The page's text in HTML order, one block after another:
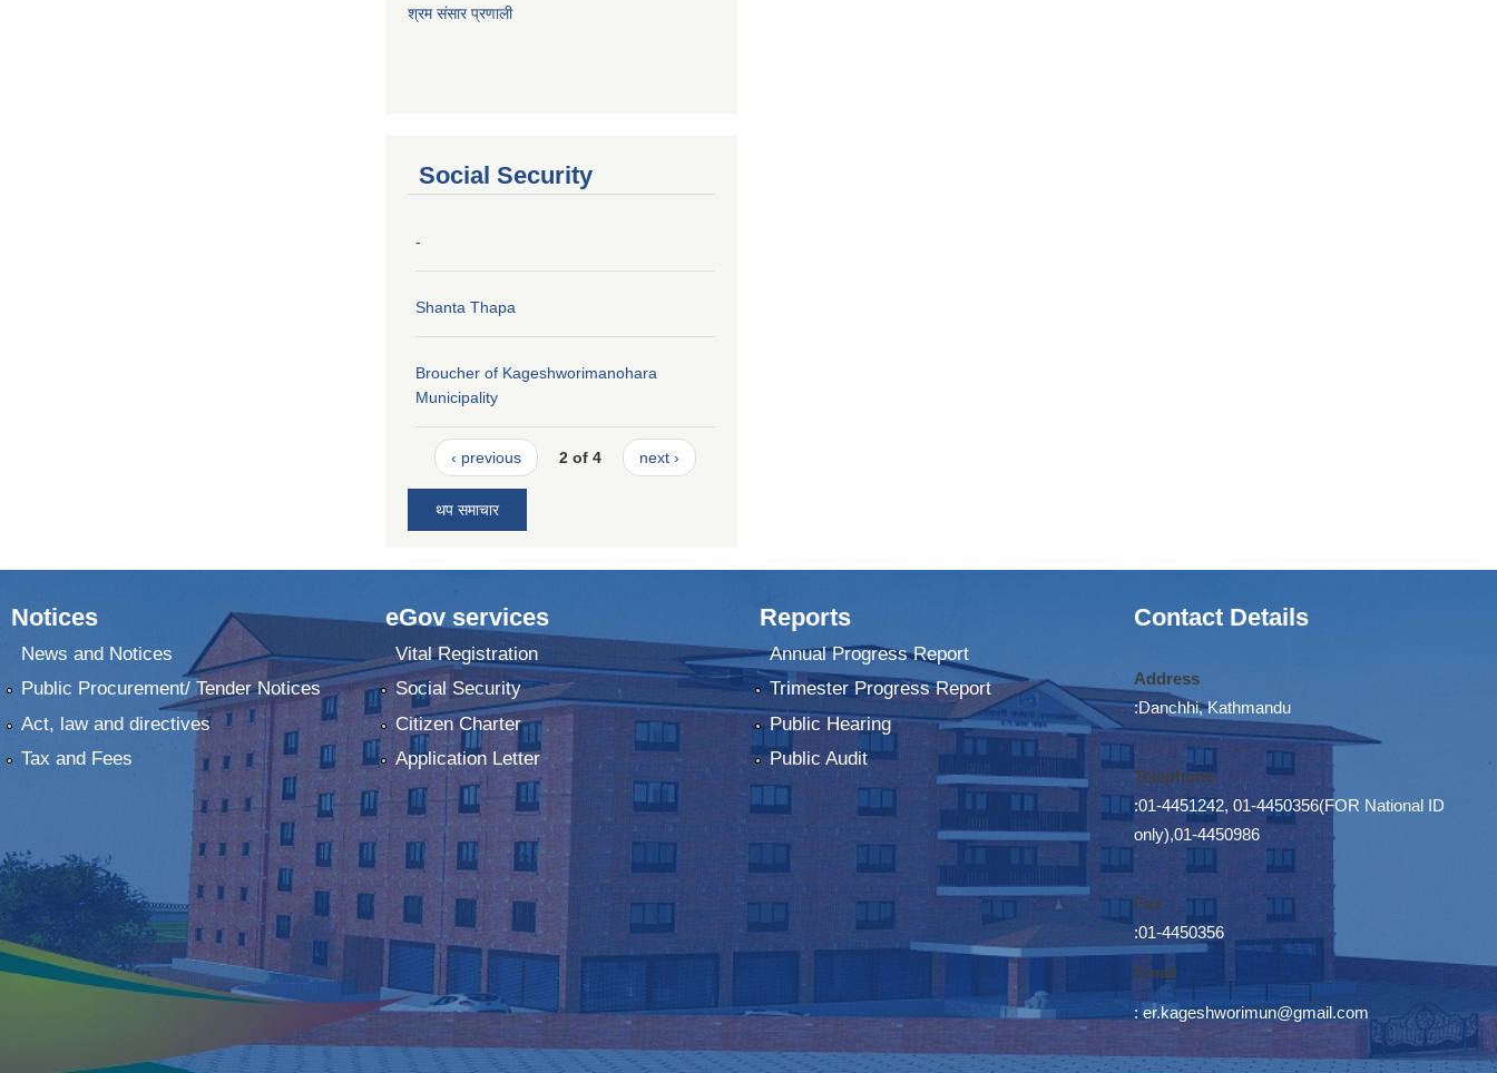
श्रम संसार प्रणाली
Social Security
-
Shanta Thapa
Broucher of Kageshworimanohara
Municipality
‹ previous 2 of 4 next ›
थप समाचार
Notices
News and Notices
Public Procurement/ Tender Notices
Act, law and directives
Tax and Fees
eGov services
Vital Registration
Social Security
Citizen Charter
Application Letter
Reports
Annual Progress Report
Trimester Progress Report
Public Hearing
Public Audit
Contact Details
Address
:Danchhi, Kathmandu
Telephone
:01-4451242, 01-4450356(FOR National ID
only),01-4450986
Fax
:01-4450356
Email
:er.kageshworimun@gmail.com